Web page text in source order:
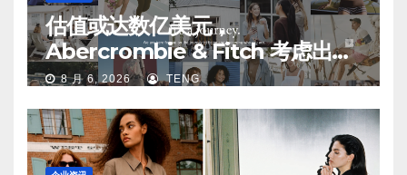
估值或达数亿美元，
Abercrombie & Fitch 考虑出售
中国业务部分股权
8 月 6, 2026 TENG